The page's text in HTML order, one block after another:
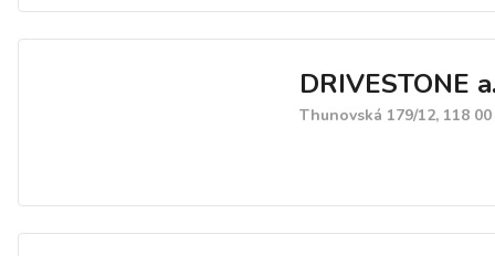
partnerem pro stavební
montážní práce a
zajišťujeme práce oblasti
topení, plynu a elektra.
DRIVESTONE
Thunovská 179/12, 118